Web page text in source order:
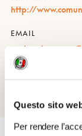
Questo sito
Per rendere
http://
EMAIL